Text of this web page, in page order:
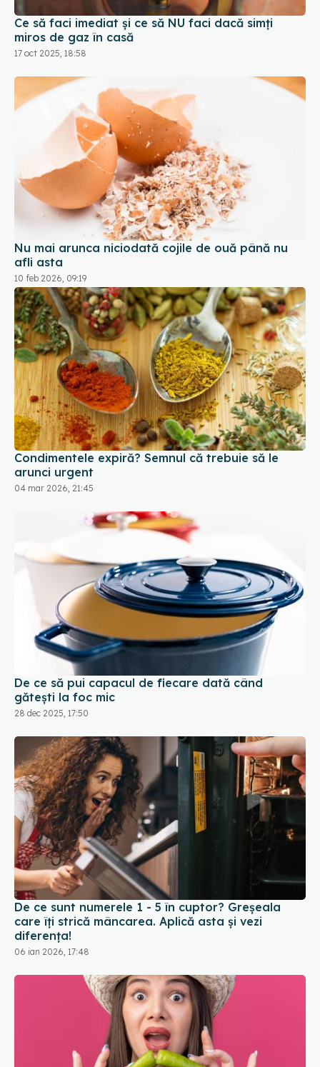
miros de gaz în casă
17 oct 2025, 18:58
Nu mai arunca niciodată cojile de ouă până nu
afli asta
10 feb 2026, 09:19
Condimentele expiră? Semnul că trebuie să le
arunci urgent
04 mar 2026, 21:45
De ce să pui capacul de fiecare dată când
gătești la foc mic
28 dec 2025, 17:50
De ce sunt numerele 1 - 5 în cuptor? Greșeala
care îți strică mâncarea. Aplică asta și vezi
diferența!
06 ian 2026, 17:48